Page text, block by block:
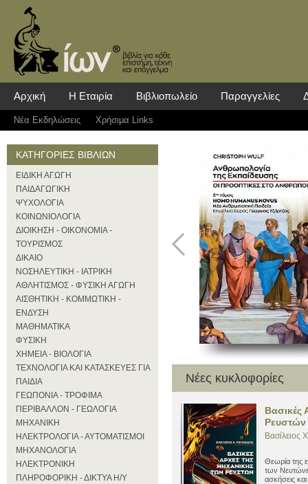
Αρχική Η Εταιρία Βιβλιοπωλείο Παραγγελίες
Νέα Eκδηλώσεις Χρήσιμα Links
ΚΑΤΗΓΟΡΙΕΣ ΒΙΒΛΙΩΝ
ΕΙΔΙΚΗ ΑΓΩΓΗ
ΠΑΙΔΑΓΩΓΙΚΗ
ΨΥΧΟΛΟΓΙΑ
ΚΟΙΝΩΝΙΟΛΟΓΙΑ
ΔΙΟΙΚΗΣΗ - ΟΙΚΟΝΟΜΙΑ -
ΤΟΥΡΙΣΜΟΣ
ΔΙΚΑΙΟ
ΝΟΣΗΛΕΥΤΙΚΗ - ΙΑΤΡΙΚΗ
ΑΘΛΗΤΙΣΜΟΣ - ΦΥΣΙΚΗ ΑΓΩΓΗ
ΑΙΣΘΗΤΙΚΗ - ΚΟΜΜΩΤΙΚΗ -
ΕΝΔΥΣΗ
ΜΑΘΗΜΑΤΙΚΑ
ΦΥΣΙΚΗ
ΧΗΜΕΙΑ - ΒΙΟΛΟΓΙΑ
ΤΕΧΝΟΛΟΓΙΑ ΚΑΙ ΚΑΤΑΣΚΕΥΕΣ ΓΙΑ
ΠΑΙΔΙΑ
ΓΕΩΠΟΝΙΑ - ΤΡΟΦΙΜΑ
ΠΕΡΙΒΑΛΛΟΝ - ΓΕΩΛΟΓΙΑ
ΜΗΧΑΝΙΚΗ
ΗΛΕΚΤΡΟΛΟΓΙΑ - ΑΥΤΟΜΑΤΙΣΜΟΙ
ΜΗΧΑΝΟΛΟΓΙΑ
ΗΛΕΚΤΡΟΝΙΚΗ
ΠΛΗΡΟΦΟΡΙΚΗ - ΔΙΚΤΥΑ Η/Υ
Nέες κυκλοφορίες
Βασικές
Ρευστών
Βασίλειος
Θεωρία της
των
ασκήσεις